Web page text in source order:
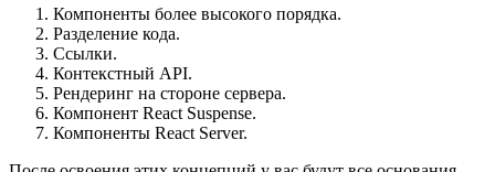
Компоненты более высокого порядка.
Разделение кода.
Ссылки.
Контекстный API.
Рендеринг на стороне сервера.
Компонент React Suspense.
Компоненты React Server.